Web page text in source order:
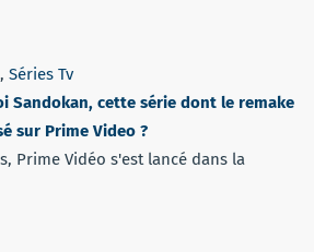
, Séries Tv
Sandokan, cette série dont le remake
sur Prime Video ?
Prime Vidéo s'est lancé dans la